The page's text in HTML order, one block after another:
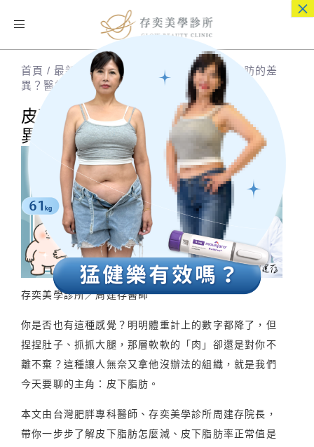
Toggle
首頁 / 最新消息/皮下脂肪怎麼減？與內臟脂肪的差
異？醫師整理 3 大減脂方向！
皮下脂肪怎麼減？與內臟脂肪的差
異？醫師整理 3 大減脂方向！
存奕美學診所／周建存醫師
你是否也有這種感覺？明明體重計上的數字都降了，但
捏捏肚子、抓抓大腿，那層軟軟的「肉」卻還是對你不
離不棄？這種讓人無奈又拿他沒辦法的組織，就是我們
今天要聊的主角：皮下脂肪。
本文由台灣肥胖專科醫師、存奕美學診所周建存院長，
帶你一步步了解皮下脂肪怎麼減、皮下脂肪率正常值是
×